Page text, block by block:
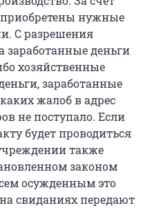
нужные
С разрешения
заработанные деньги
хозяйственные
заработанные
жалоб в адрес
не поступало. Если
будет проводиться
также
законом
осужденным это
свиданиях передают